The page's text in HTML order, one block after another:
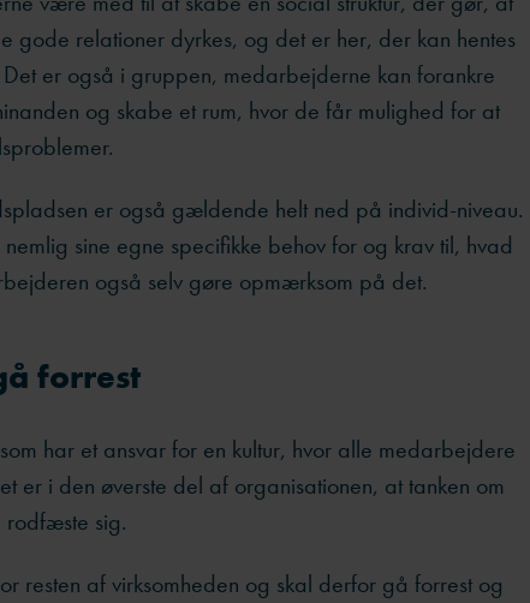
gode relationer dyrkes, og det er her, der kan hentes
er også i gruppen, medarbejderne kan forankre
og skabe et rum, hvor de får mulighed for at
er også gældende helt ned på individ-niveau.
sine egne specifikke behov for og krav til, hvad
også selv gøre opmærksom på det.
forrest
har et ansvar for en kultur, hvor alle medarbejdere
er i den øverste del af organisationen, at tanken om
rodfæste sig.
resten af virksomheden og skal derfor gå forrest og